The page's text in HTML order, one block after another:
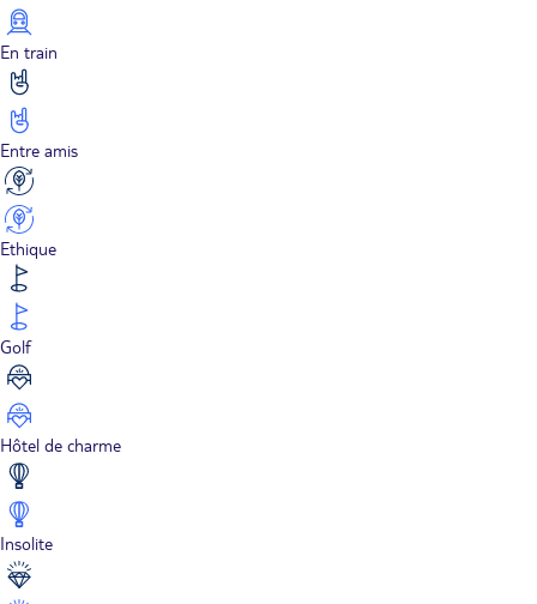
En train
Entre amis
Ethique
Golf
Hôtel de charme
Insolite